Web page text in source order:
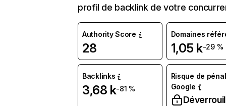
profil de backlink de votre
Authority Score
28
Domaines
1,05 k-29 %
Backlinks
3,68 k-81 %
Risque de
Google